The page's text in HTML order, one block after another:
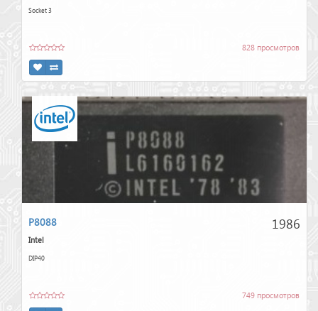
Socket 3
828 просмотров
1986
P8088
Intel
DIP40
749 просмотров